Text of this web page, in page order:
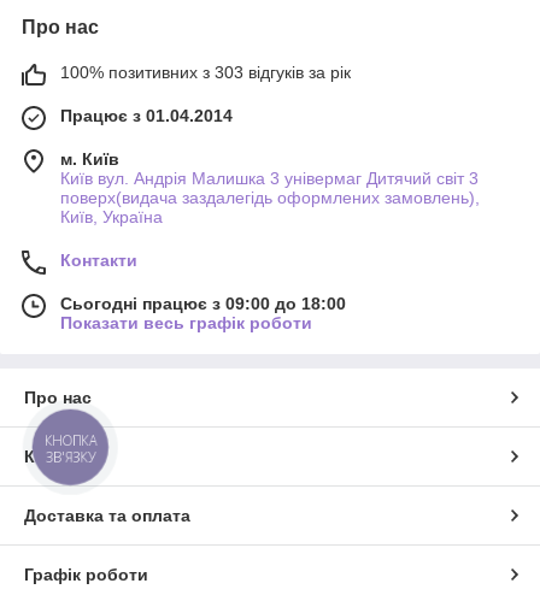
Про нас
100% позитивних з 303 відгуків за рік
Працює з 01.04.2014
м. Київ
Київ вул. Андрія Малишка 3 універмаг Дитячий світ 3
поверх(видача заздалегідь оформлених замовлень),
Київ, Україна
Контакти
Сьогодні працює з 09:00 до 18:00
Показати весь графік роботи
Про нас
Контакти
Доставка та оплата
Графік роботи
КНОПКА
ЗВ'ЯЗКУ